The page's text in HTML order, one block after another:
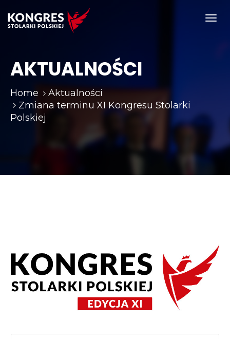
AKTUALNOŚCI
Home
Aktualności
Zmiana terminu XI Kongresu Stolarki
Polskiej